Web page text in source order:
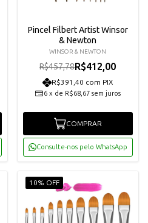
Pincel Filbert Artist Winsor
& Newton
WINSOR & NEWTON
R$457,78R$412,00
R$391,40 com PIX
6 x de R$68,67 sem juros
COMPRAR
Consulte-nos pelo WhatsApp
10% OFF